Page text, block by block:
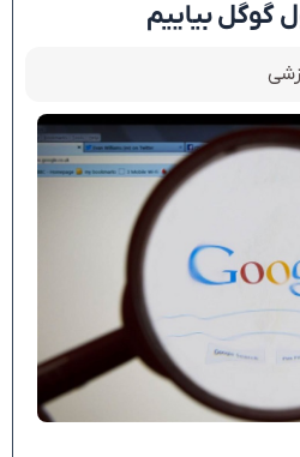
گوگل بیاییم